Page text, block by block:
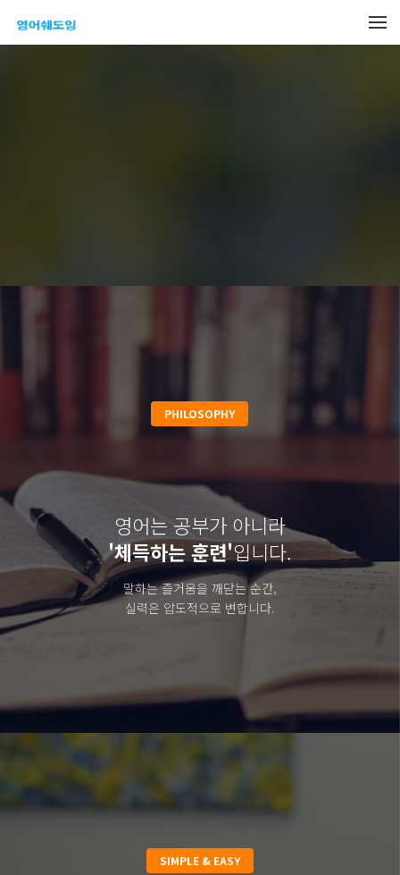
PHILOSOPHY
영어는 공부가 아니라
'체득하는 훈련'입니다.
말하는 즐거움을 깨닫는 순간,
실력은 압도적으로 변합니다.
SIMPLE & EASY